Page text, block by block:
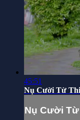
45:51
Nụ Cười Từ
Nụ Cười